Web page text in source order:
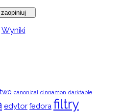
Wyniki
canonical cinnamon darktable
edytor fedora filtry